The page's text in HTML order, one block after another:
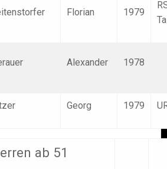
Florian 1979
Alexander 1978
Georg 1979
ab 51